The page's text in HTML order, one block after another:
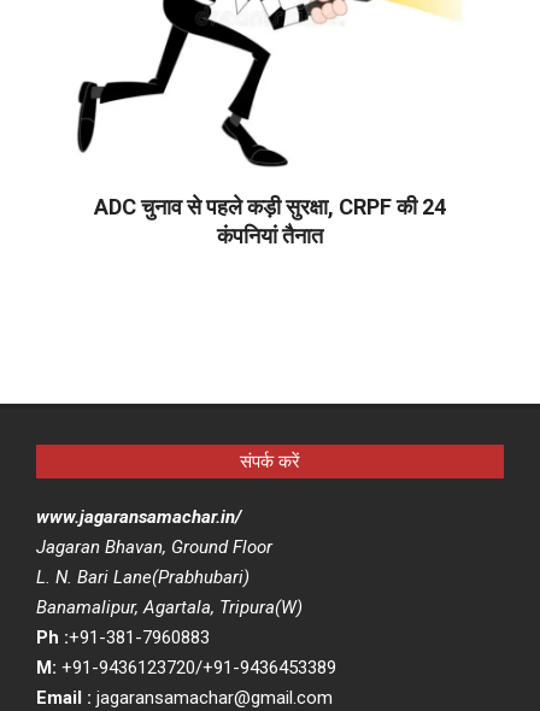
ADC चुनाव से पहले कड़ी सुरक्षा, CRPF की 24
कंपनियां तैनात
संपर्क करें
www.jagaransamachar.in/
Jagaran Bhavan, Ground Floor
L. N. Bari Lane(Prabhubari)
Banamalipur, Agartala, Tripura(W)
Ph :+91-381-7960883
M: +91-9436123720/+91-9436453389
Email : jagaransamachar@gmail.com